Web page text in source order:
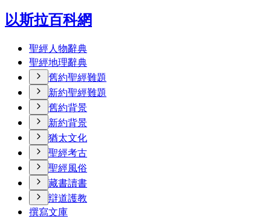
以斯拉百科網
聖經人物辭典
聖經地理辭典
舊約聖經難題
新約聖經難題
舊約背景
新約背景
猶太文化
聖經考古
聖經風俗
藏書讀書
辯道護教
撰寫文庫